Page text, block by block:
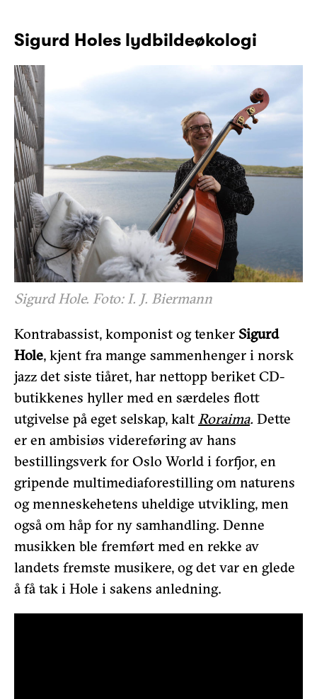
Sigurd Holes lydbildeøkologi
Sigurd Hole. Foto: I. J. Biermann
Kontrabassist, komponist og tenker Sigurd
Hole, kjent fra mange sammenhenger i norsk
jazz det siste tiåret, har nettopp beriket CD-
butikkenes hyller med en særdeles flott
utgivelse på eget selskap, kalt Roraima. Dette
er en ambisiøs videreføring av hans
bestillingsverk for Oslo World i forfjor, en
gripende multimediaforestilling om naturens
og menneskehetens uheldige utvikling, men
også om håp for ny samhandling. Denne
musikken ble fremført med en rekke av
landets fremste musikere, og det var en glede
å få tak i Hole i sakens anledning.